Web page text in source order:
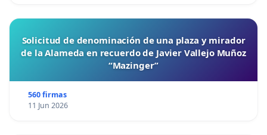
Solicitud de denominación de una plaza y mirador
de la Alameda en recuerdo de Javier Vallejo Muñoz
“Mazinger”
560 firmas
11 Jun 2026